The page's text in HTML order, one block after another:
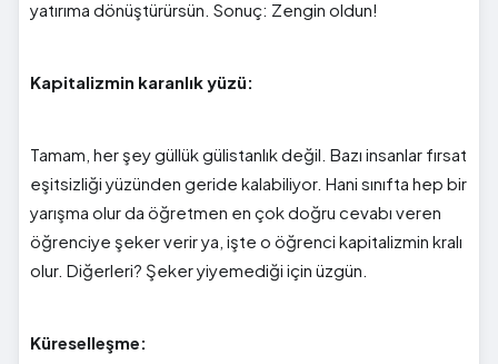
yatırıma dönüştürürsün. Sonuç: Zengin oldun!
Kapitalizmin karanlık yüzü:
Tamam, her şey güllük gülistanlık değil. Bazı insanlar fırsat
eşitsizliği yüzünden geride kalabiliyor. Hani sınıfta hep bir
yarışma olur da öğretmen en çok doğru cevabı veren
öğrenciye şeker verir ya, işte o öğrenci kapitalizmin kralı
olur. Diğerleri? Şeker yiyemediği için üzgün.
Küreselleşme: